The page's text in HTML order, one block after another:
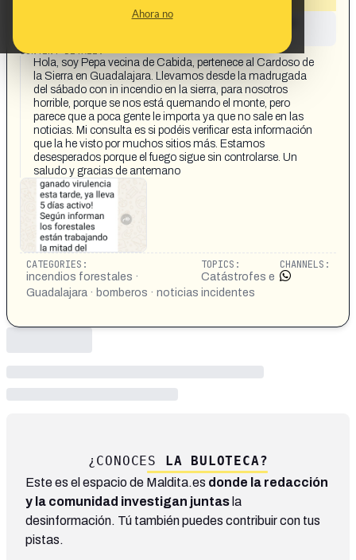
Ahora no
This content has not yet been investigated by the
CONTENT DETAIL:
Hola, soy Pepa vecina de Cabida, pertenece al Cardoso de
la Sierra en Guadalajara. Llevamos desde la madrugada
del sábado con in incendio en la sierra, para nosotros
horrible, porque se nos está quemando el monte, pero
parece que a poca gente le importa ya que no sale en las
noticias. Mi consulta es si podéis verificar esta información
que la he visto por muchos sitios más. Estamos
desesperados porque el fuego sigue sin controlarse. Un
saludo y gracias de antemano
CATEGORIES:
incendios forestales ·
Guadalajara · bomberos · noticias
TOPICS:
Catástrofes e
incidentes
CHANNELS:
¿CONOCES LA BULOTECA?
Este es el espacio de Maldita.es donde la redacción
y la comunidad investigan juntas la
desinformación. Tú también puedes contribuir con tus
pistas.